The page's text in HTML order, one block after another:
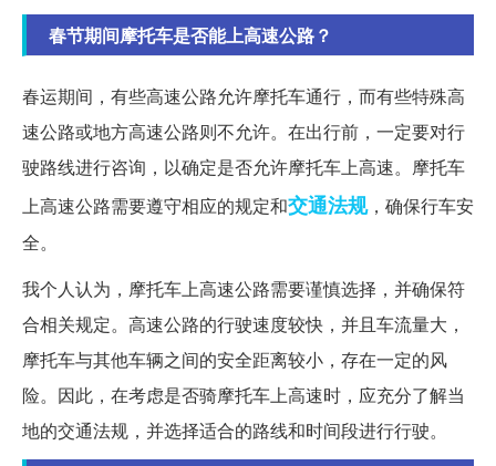
春节期间摩托车是否能上高速公路？
春运期间，有些高速公路允许摩托车通行，而有些特殊高
速公路或地方高速公路则不允许。在出行前，一定要对行
驶路线进行咨询，以确定是否允许摩托车上高速。摩托车
上高速公路需要遵守相应的规定和交通法规，确保行车安
全。
我个人认为，摩托车上高速公路需要谨慎选择，并确保符
合相关规定。高速公路的行驶速度较快，并且车流量大，
摩托车与其他车辆之间的安全距离较小，存在一定的风
险。因此，在考虑是否骑摩托车上高速时，应充分了解当
地的交通法规，并选择适合的路线和时间段进行行驶。